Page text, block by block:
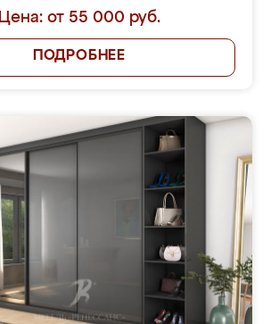
Цена: от 55 000 руб.
ПОДРОБНЕЕ